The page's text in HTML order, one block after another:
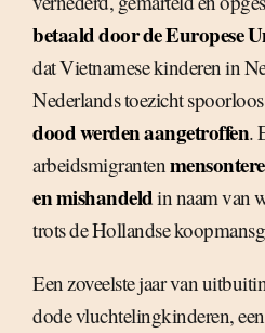
betaald door de Europese
dat Vietnamese kinderen in
Nederlands toezicht
dood werden aangetroffen.
arbeidsmigranten
en mishandeldin naam van
trots de Hollandse
Een zoveelste jaar van
dode vluchtelingkinderen, een